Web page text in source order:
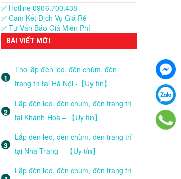
✅ Hotline 0906.700.438
✅ Cam Kết Dịch Vụ Giá Rẻ
✅ Tư Vấn Báo Giá Miễn Phí
BÀI VIẾT MỚI
Thợ lắp đèn led, đèn chùm, đèn
trang trí tại Hà Nội -【Uy tín】
Lắp đèn led, đèn chùm, đèn trang trí
tại Khánh Hoà – 【Uy tín】
Lắp đèn led, đèn chùm, đèn trang trí
tại Nha Trang – 【Uy tín】
Lắp đèn led, đèn chùm, đèn trang trí